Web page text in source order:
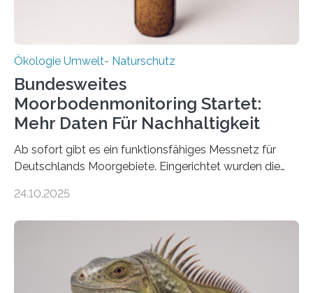
Ökologie Umwelt- Naturschutz
Bundesweites
Moorbodenmonitoring Startet:
Mehr Daten Für Nachhaltigkeit
Ab sofort gibt es ein funktionsfähiges Messnetz für
Deutschlands Moorgebiete. Eingerichtet wurden die
vergangenen fünf Jahren von Wissenschaftlerinnen
heutigen Donnerstag übergeben sie ihren Bericht zur
Aufbauphase an den Auftraggeber, das
Bundesministerium für Landwirtschaft, Ernährung und
Heimat. Braunschweig/Eberswalde (23. Oktober 2025).
24.10.2025